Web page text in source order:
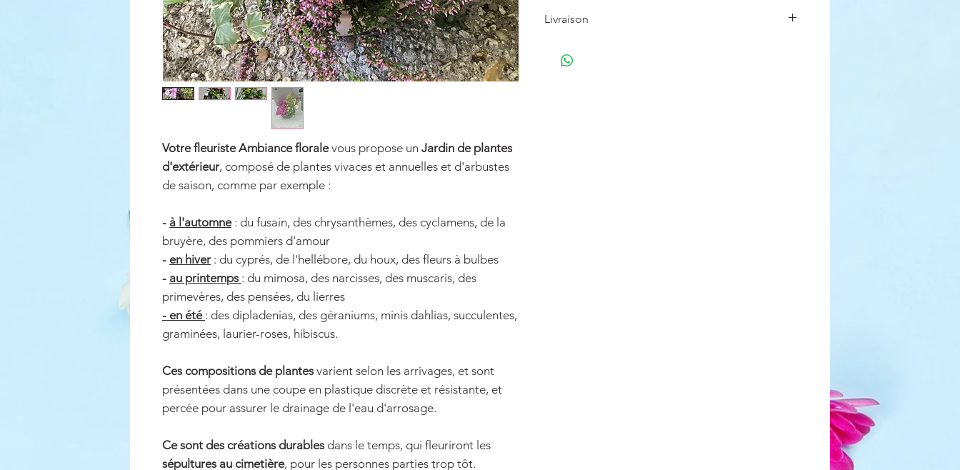
Votre fleuriste Ambiance floralevous propose un Jardin de plantes
d'extérieur, composé de plantes vivaces et annuelles et d'arbustes
de saison, comme par exemple :
- à l'automne: du fusain, des chrysanthèmes, des cyclamens, de la
bruyère, des pommiers d'amour
- en hiver : du cyprés, de l'hellébore, du houx, des fleurs à bulbes
- au printemps : du mimosa, des narcisses, des muscaris, des
primevères, des pensées, du lierres
- en été : des dipladenias, des géraniums, minis dahlias, succulentes,
graminées, laurier-roses, hibiscus.
Ces compositions de plantesvarient selon les arrivages, et sont
présentées dans une coupe en plastique discrète et résistante, et
percée pour assurer le drainage de l'eau d'arrosage.
Ce sont des créations durablesdans le temps, qui fleuriront les
sépultures au cimetière, pour les personnes parties trop tôt.
Livraison
funérarium, un crématorium ou chez des pompes